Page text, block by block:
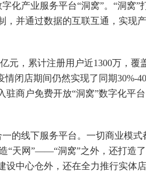
化产业服务平台“洞窝”。“洞窝”
并通过数据的互联互通，实现
元，累计注册用户近1300万，覆
闭店期间仍然实现了同期30%-
商户免费开放“洞窝”数字化平
的线下服务平台。一切商业模式
造“天网”——“洞窝”之外，还打造
中心仓外，还在全力推行实体